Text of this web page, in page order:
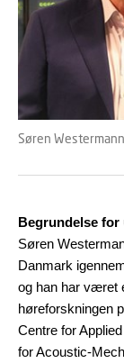
Søren Westermann
Begrundelse
Søren
Danmark
og han har været
høreforskningen
Centre for
for Acoustic-